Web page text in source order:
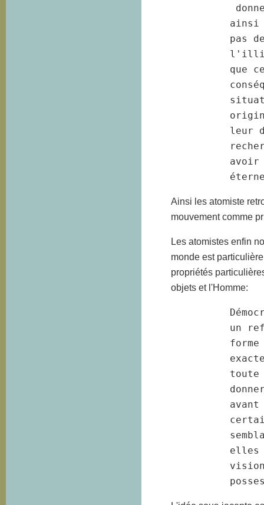
ainsi
pas
que
leur
avoir
Ainsi les atomiste
mouvement comme
Les atomistes enfin
monde est
propriétés
objets et l'Homme:
un